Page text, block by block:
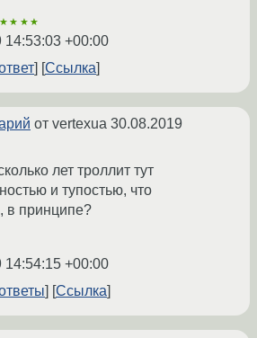
14:53:03 +00:00
Ссылка
от vertexua 30.08.2019
лет троллит тут
и тупостью, что
в принципе?
14:54:15 +00:00
Ссылка